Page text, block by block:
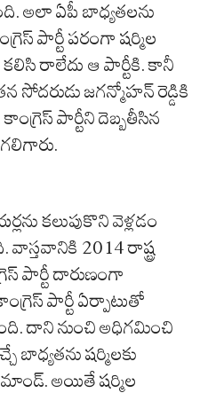
అలా ఏపీ బాధ్యతలను
పార్టీ పరంగా షర్మిల
రాలేదు ఆ పార్టీకి. కానీ
సోదరుడు జగన్మోహన్ రెడ్డికి
పార్టీని దెబ్బతీసిన
కలుపుకొని వెళ్లడం
వాస్తవానికి 2014 రాష్ట్ర
పార్టీ దారుణంగా
పార్టీ ఏర్పాటుతో
దాని నుంచి అధిగమించి
బాధ్యతను షర్మిలకు
అయితే షర్మిల